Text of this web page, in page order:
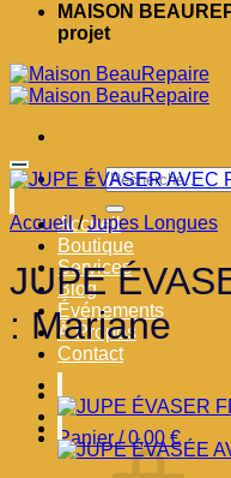
MAISON
projet
Recherche
pour :
Accueil
Boutique
Services
Blog
Événements
À Propos
Contact
Panier /0,00 €
Accueil / Jupes Longues
JUPE
: Mariane